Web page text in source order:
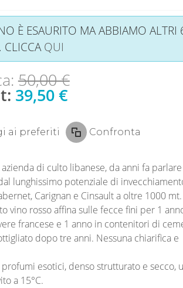
È ESAURITO MA ABBIAMO ALTRI
CLICCAQUI
50,00 €
39,50 €
ai preferiti Confronta
azienda di culto libanese, da anni fa
lunghissimo potenziale di
Carignan e Cinsault a oltre 1000
vino rosso affina sulle fecce fini per 1
francese e 1 anno in contenitori di
dopo tre anni. Nessuna chiarifica e
esotici, denso strutturato e secco,
a 15°C.